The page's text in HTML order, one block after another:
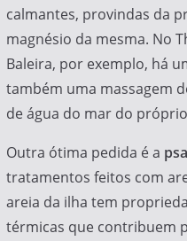
calmantes, provindas da
magnésio da mesma. No
Baleira, por exemplo, há
também uma massagem
de água do mar do
Outra ótima pedida é a
tratamentos feitos com
areia da ilha tem
térmicas que contribuem